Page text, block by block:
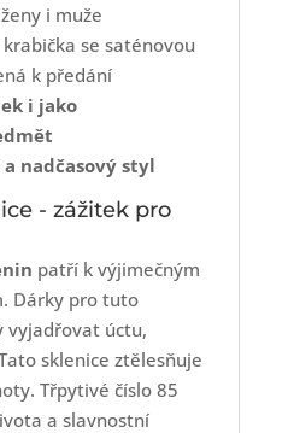
i muže
se saténovou
k předání
i jako
nadčasový styl
- zážitek pro
patří k výjimečným
Dárky pro tuto
vyjadřovat úctu,
sklenice ztělesňuje
Třpytivé číslo 85
a slavnostní